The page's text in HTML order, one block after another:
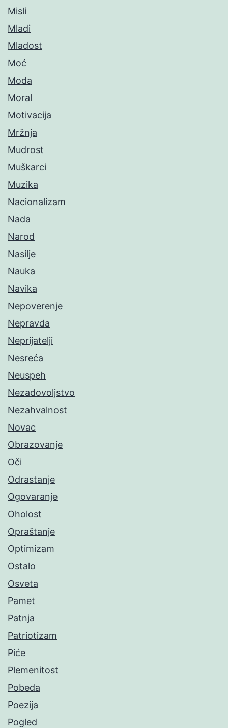
Misli
Mladi
Mladost
Moć
Moda
Moral
Motivacija
Mržnja
Mudrost
Muškarci
Muzika
Nacionalizam
Nada
Narod
Nasilje
Nauka
Navika
Nepoverenje
Nepravda
Neprijatelji
Nesreća
Neuspeh
Nezadovoljstvo
Nezahvalnost
Novac
Obrazovanje
Oči
Odrastanje
Ogovaranje
Oholost
Opraštanje
Optimizam
Ostalo
Osveta
Pamet
Patnja
Patriotizam
Piće
Plemenitost
Pobeda
Poezija
Pogled